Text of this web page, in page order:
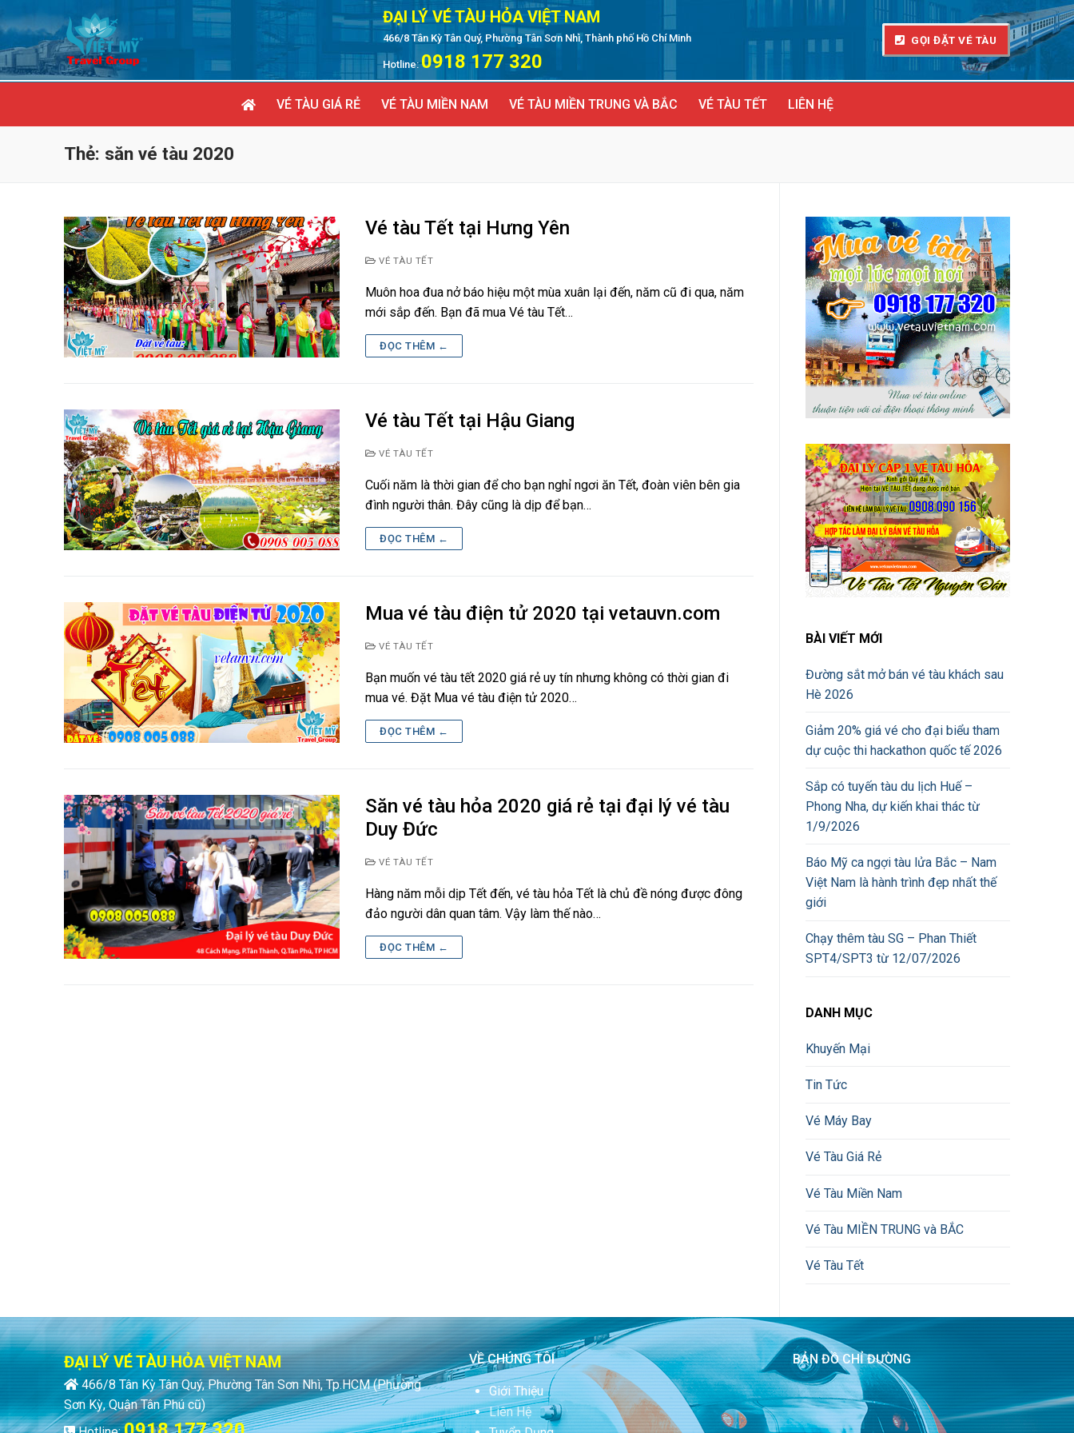
đến
nội
dung
ĐẠI LÝ VÉ TÀU HỎA VIỆT NAM
466/8 Tân Kỳ Tân Quý, Phường Tân Sơn Nhì, Thành phố Hồ Chí Minh
Hotline: 0918 177 320
GỌI ĐẶT VÉ TÀU
VÉ TÀU GIÁ RẺ VÉ TÀU MIỀN NAM VÉ TÀU MIỀN TRUNG VÀ BẮC VÉ TÀU TẾT LIÊN HỆ
Thẻ: săn vé tàu 2020
Vé tàu Tết tại Hưng Yên
VÉ TÀU TẾT
Muôn hoa đua nở báo hiệu một mùa xuân lại đến, năm cũ đi qua, năm
mới sắp đến. Bạn đã mua Vé tàu Tết…
ĐỌC THÊM ←
Vé tàu Tết tại Hậu Giang
VÉ TÀU TẾT
Cuối năm là thời gian để cho bạn nghỉ ngơi ăn Tết, đoàn viên bên gia
đình người thân. Đây cũng là dịp để bạn…
ĐỌC THÊM ←
Mua vé tàu điện tử 2020 tại vetauvn.com
VÉ TÀU TẾT
Bạn muốn vé tàu tết 2020 giá rẻ uy tín nhưng không có thời gian đi
mua vé. Đặt Mua vé tàu điện tử 2020…
ĐỌC THÊM ←
Săn vé tàu hỏa 2020 giá rẻ tại đại lý vé tàu
Duy Đức
VÉ TÀU TẾT
Hàng năm mỗi dịp Tết đến, vé tàu hỏa Tết là chủ đề nóng được đông
đảo người dân quan tâm. Vậy làm thế nào…
ĐỌC THÊM ←
BÀI VIẾT MỚI
Đường sắt mở bán vé tàu khách sau
Hè 2026
Giảm 20% giá vé cho đại biểu tham
dự cuộc thi hackathon quốc tế 2026
Sắp có tuyến tàu du lịch Huế –
Phong Nha, dự kiến khai thác từ
1/9/2026
Báo Mỹ ca ngợi tàu lửa Bắc – Nam
Việt Nam là hành trình đẹp nhất thế
giới
Chạy thêm tàu SG – Phan Thiết
SPT4/SPT3 từ 12/07/2026
DANH MỤC
Khuyến Mại
Tin Tức
Vé Máy Bay
Vé Tàu Giá Rẻ
Vé Tàu Miền Nam
Vé Tàu MIỀN TRUNG và BẮC
Vé Tàu Tết
ĐẠI LÝ VÉ TÀU HỎA VIỆT NAM
466/8 Tân Kỳ Tân Quý, Phường Tân Sơn Nhì, Tp.HCM(Phường
Sơn Kỳ, Quận Tân Phú cũ)
VỀ CHÚNG TÔI
Giới Thiệu
Liên Hệ
BẢN ĐỒ CHỈ ĐƯỜNG